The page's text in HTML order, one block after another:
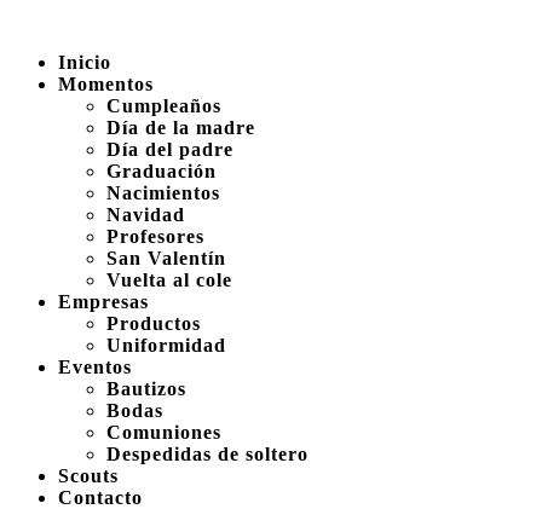
Inicio
Momentos
Cumpleaños
Día de la madre
Día del padre
Graduación
Nacimientos
Navidad
Profesores
San Valentín
Vuelta al cole
Empresas
Productos
Uniformidad
Eventos
Bautizos
Bodas
Comuniones
Despedidas de soltero
Scouts
Contacto